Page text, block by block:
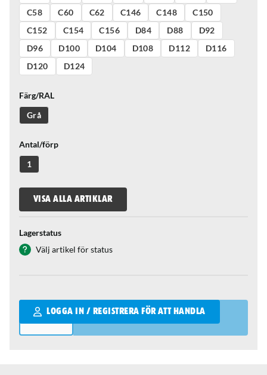
C58
C60 C62 C146 C148
C150
C152
C154 C156 D84 D88
D92
D96
D100 D104 D108 D112
D116
D120
D124
Färg/RAL
Grå
Antal/förp
1
VISA ALLA ARTIKLAR
Lagerstatus
Välj artikel för status
LOGGA IN / REGISTRERA FÖR ATT HANDLA
Qantity